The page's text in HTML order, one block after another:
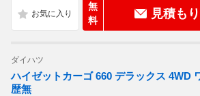
無
料
見積も
ダイハツ
ハイゼットカーゴ 660 デラックス 4WD
歴無